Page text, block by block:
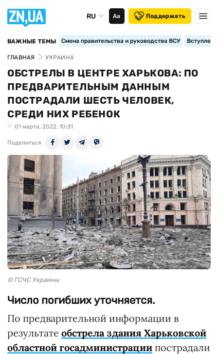
RU Аа Поддержать
ВАЖНЫЕ ТЕМЫ Смена правительства и руководства ВСУ
ГЛАВНАЯ УКРАИНА
ОБСТРЕЛЫ В ЦЕНТРЕ ХАРЬКОВА: ПО
ПРЕДВАРИТЕЛЬНЫМ ДАННЫМ
ПОСТРАДАЛИ ШЕСТЬ ЧЕЛОВЕК,
СРЕДИ НИХ РЕБЕНОК
01 марта, 2022, 10:31
Поделиться
© ГСЧС Украины
Число погибших уточняется.
По предварительной информации в
результате обстрела здания Харьковской
областной госадминистрации пострадали